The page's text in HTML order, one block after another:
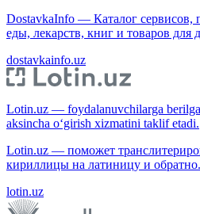
DostavkaInfo — Каталог сервисов,
еды, лекарств, книг и товаров для
dostavkainfo.uz
Lotin.uz — foydalanuvchilarga
aksincha o‘girish xizmatini taklif etadi.
Lotin.uz — поможет
кириллицы на латиницу и
lotin.uz